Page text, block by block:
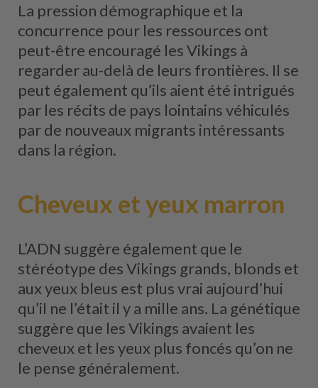
La pression démographique et la
concurrence pour les ressources ont
peut-être encouragé les Vikings à
regarder au-delà de leurs frontières. Il se
peut également qu’ils aient été intrigués
par les récits de pays lointains véhiculés
par de nouveaux migrants intéressants
dans la région.
Cheveux et yeux marron
L’ADN suggère également que le
stéréotype des Vikings grands, blonds et
aux yeux bleus est plus vrai aujourd’hui
qu’il ne l’était il y a mille ans. La génétique
suggère que les Vikings avaient les
cheveux et les yeux plus foncés qu’on ne
le pense généralement.